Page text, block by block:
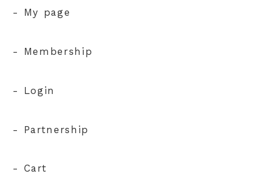
- My page
- Membership
- Login
- Partnership
- Cart